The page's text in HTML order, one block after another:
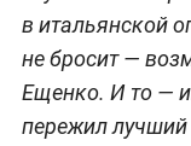
в итальянской
не бросит —
Ещенко. И то —
пережил